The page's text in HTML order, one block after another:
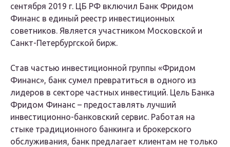
сентября 2019 г. ЦБ РФ включил Банк Фридом
Финанс в единый реестр инвестиционных
советников. Является участником Московской и
Санкт-Петербургской бирж.
Став частью инвестиционной группы «Фридом
Финанс», банк сумел превратиться в одного из
лидеров в секторе частных инвестиций. Цель Банка
Фридом Финанс – предоставлять лучший
инвестиционно-банковский сервис. Работая на
стыке традиционного банкинга и брокерского
обслуживания, банк предлагает клиентам не только